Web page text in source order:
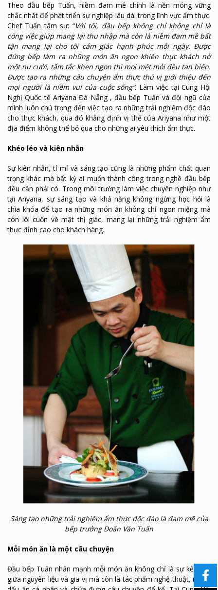
Theo đầu bếp Tuấn, niềm đam mê chính là nền móng vững
chắc nhất để phát triển sự nghiệp lâu dài trong lĩnh vực ẩm thực.
Chef Tuấn tâm sự: “Với tôi, đầu bếp không chỉ không chỉ là
công việc giúp mang lại thu nhập mà còn là niềm đam mê bất
tận mang lại cho tôi cảm giác hạnh phúc mỗi ngày. Được
đứng bếp làm ra những món ăn ngon khiến thực khách nở
một nụ cười, tấm tắc khen ngon thì mọi mệt mỏi đều tan biến.
Được tạo ra những câu chuyện ẩm thực thú vị giới thiệu đến
mọi người là niềm vui của cuộc sống”. Làm việc tại Cung Hội
Nghị Quốc tế Ariyana Đà Nẵng , đầu bếp Tuấn và đội ngũ của
mình luôn chú trọng đến việc tạo ra những trải nghiệm độc đáo
cho thực khách, qua đó khẳng định vị thế của Ariyana như một
địa điểm không thể bỏ qua cho những ai yêu thích ẩm thực.
Khéo léo và kiên nhẫn
Sự kiên nhẫn, tỉ mỉ và sáng tạo cũng là những phẩm chất quan
trọng khác mà bất kỳ ai muốn thành công trong nghề đầu bếp
đều cần phải có. Trong môi trường làm việc chuyên nghiệp như
tại Ariyana, sự sáng tạo và khả năng không ngừng học hỏi là
chìa khóa để tạo ra những món ăn không chỉ ngon miệng mà
còn lôi cuốn về mặt thị giác, mang lại những trải nghiệm ẩm
thực đỉnh cao cho khách hàng.
Sáng tạo những trải nghiệm ẩm thực độc đáo là đam mê của
bếp trưởng Doãn Văn Tuấn
Mỗi món ăn là một câu chuyện
Đầu bếp Tuấn nhấn mạnh mỗi món ăn không chỉ là sự kết hợp
giữa nguyên liệu và gia vị mà còn là tác phẩm nghệ thuật, mang